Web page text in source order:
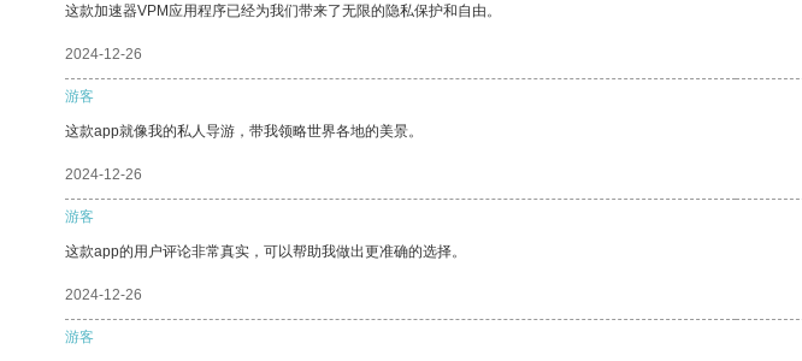
这款加速器VPM应用程序已经为我们带来了无限的隐私保护和自由。
2024-12-26
游客
这款app就像我的私人导游，带我领略世界各地的美景。
2024-12-26
游客
这款app的用户评论非常真实，可以帮助我做出更准确的选择。
2024-12-26
游客